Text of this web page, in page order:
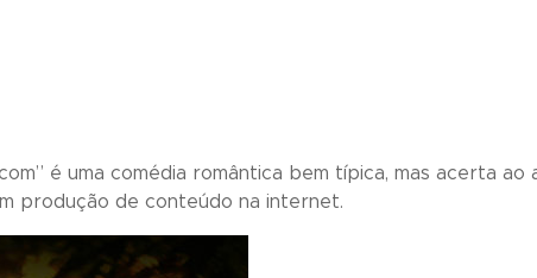
” é uma comédia romântica bem típica, mas acerta ao
produção de conteúdo na internet.